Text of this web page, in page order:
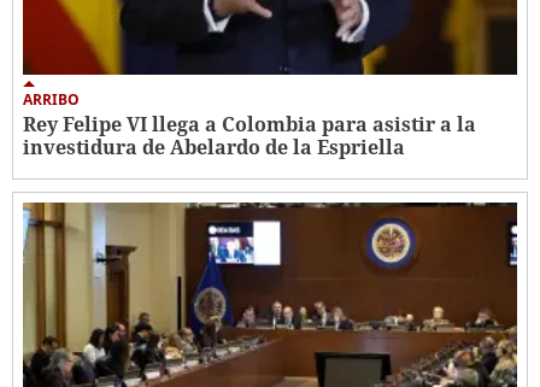
ARRIBO
Rey Felipe VI llega a Colombia para asistir a la
investidura de Abelardo de la Espriella